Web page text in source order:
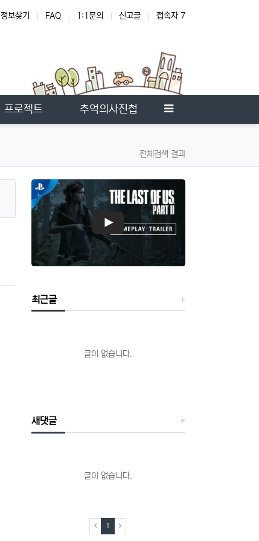
정보찾기 FAQ 1:1문의 신고글 접속자 7
프로젝트 추억의사진첩 사이드바
전체검색 결과
최근글
글이 없습니다.
새댓글
글이 없습니다.
1 (current)